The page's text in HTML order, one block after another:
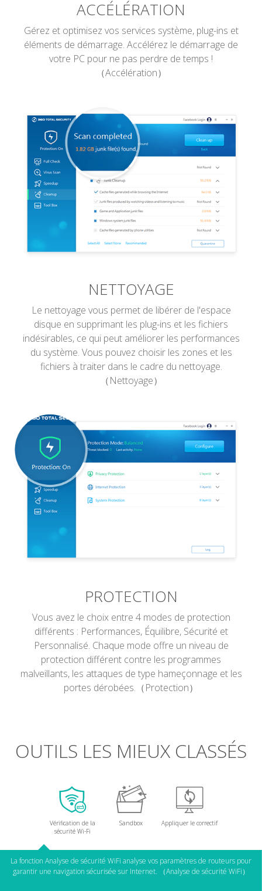
ACCÉLÉRATION
Gérez et optimisez vos services système, plug-ins et
éléments de démarrage. Accélérez le démarrage de
votre PC pour ne pas perdre de temps !
（Accélération）
NETTOYAGE
Le nettoyage vous permet de libérer de l'espace
disque en supprimant les plug-ins et les fichiers
indésirables, ce qui peut améliorer les performances
du système. Vous pouvez choisir les zones et les
fichiers à traiter dans le cadre du nettoyage.
（Nettoyage）
PROTECTION
Vous avez le choix entre 4 modes de protection
différents : Performances, Équilibre, Sécurité et
Personnalisé. Chaque mode offre un niveau de
protection différent contre les programmes
malveillants, les attaques de type hameçonnage et les
portes dérobées.（Protection）
OUTILS LES MIEUX CLASSÉS
Vérification de la
sécurité Wi-Fi
Sandbox Appliquer le correctif
La fonction Analyse de sécurité WiFi analyse vos paramètres de routeurs pour
garantir une navigation sécurisée sur Internet. （Analyse de sécurité WiFi）